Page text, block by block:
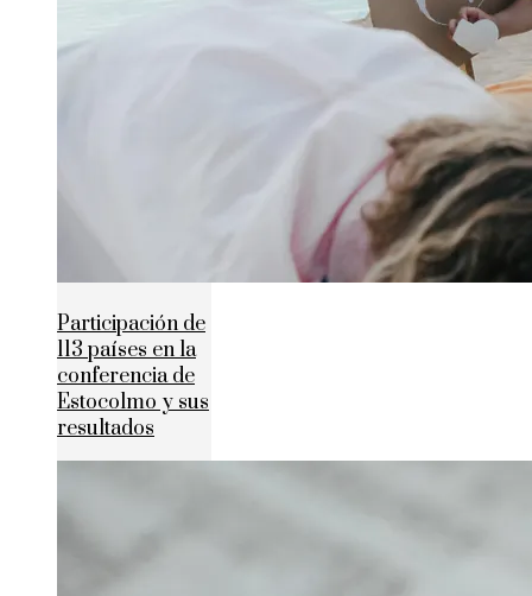
Participación de
113 países en la
conferencia de
Estocolmo y sus
resultados